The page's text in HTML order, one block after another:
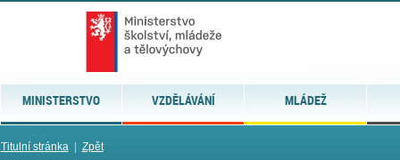
MINISTERSTVO VZDĚLÁVÁNÍ MLÁDEŽ
Titulní stránka| Zpět